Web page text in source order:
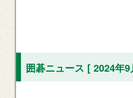
囲碁ニュース [ 2024年